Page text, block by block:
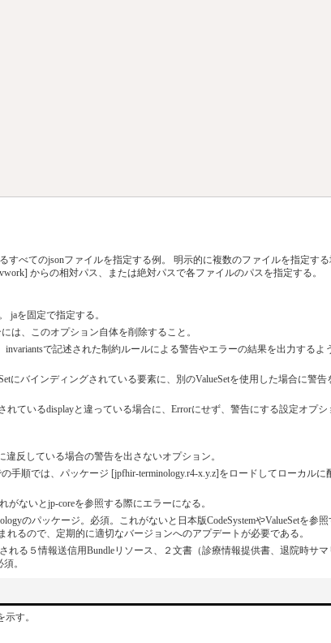
すべてのjsonファイルを指定する例。 明示的に複数のファイルを指定する
からの相対パス、または絶対パスで各ファイルのパスを指定する。
jaを固定で指定する。
は、このオプション自体を削除すること。
invariantsで記述された制約ルールによる警告やエラーの結果を出力する
にバインディングされている要素に、別のValueSetを使用した場合に警
れているdisplayと違っている場合に、Errorにせず、警告にする設定オプ
違反している場合の警告を出さないオプション。
順では、パッケージ [jpfhir-terminology.r4-x.y.z]をロードしてローカルに
がないとjp-coreを参照する際にエラーになる。
のパッケージ。必須。これがないと日本版CodeSystemやValueSetを
るので、定期的に適切なバージョンへのアプデートが必要である。
れる５情報送信用Bundleリソース、２文書（診療情報提供書、退院時サ
。
す。